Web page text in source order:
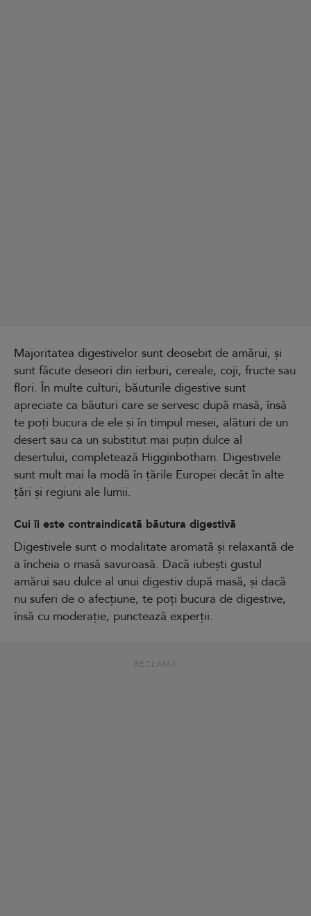
Majoritatea digestivelor sunt deosebit de amărui, și
sunt făcute deseori din ierburi, cereale, coji, fructe sau
flori. În multe culturi, băuturile digestive sunt
apreciate ca băuturi care se servesc după masă, însă
te poți bucura de ele și în timpul mesei, alături de un
desert sau ca un substitut mai puțin dulce al
desertului, completează Higginbotham. Digestivele
sunt mult mai la modă în țările Europei decât în alte
țări și regiuni ale lumii.
Cui îi este contraindicată băutura digestivă
Digestivele sunt o modalitate aromată și relaxantă de
a încheia o masă savuroasă. Dacă iubești gustul
amărui sau dulce al unui digestiv după masă, și dacă
nu suferi de o afecțiune, te poți bucura de digestive,
însă cu moderație, punctează experții.
RECLAMĂ